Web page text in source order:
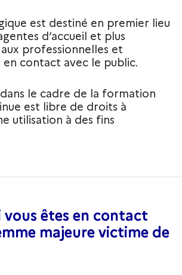
est destiné en premier lieu
d’accueil et plus
professionnelles et
en contact avec le public.
le cadre de la formation
est libre de droits à
utilisation à des fins
vous êtes en contact
majeure victime de